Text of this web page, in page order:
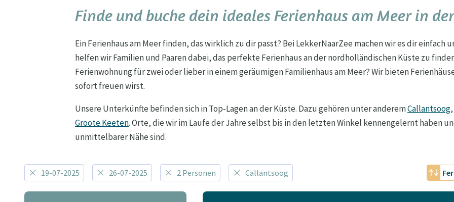
Finde und buche dein ideales Ferienhaus am Meer in
Ein Ferienhaus am Meer finden, das wirklich zu dir passt? Bei LekkerNaarZee machen wir es dir einfach
helfen wir Familien und Paaren dabei, das perfekte Ferienhaus an der nordholländischen Küste zu
Ferienwohnung für zwei oder lieber in einem geräumigen Familienhaus am Meer? Wir bieten
sofort freuen wirst.
Unsere Unterkünfte befinden sich in Top-Lagen an der Küste. Dazu gehören unter anderemCallantsoog,
Groote Keeten. Orte, die wir im Laufe der Jahre selbst bis in den letzten Winkel kennengelernt haben
unmittelbarer Nähe sind.
19-07-2025 26-07-2025 2 Personen Callantsoog